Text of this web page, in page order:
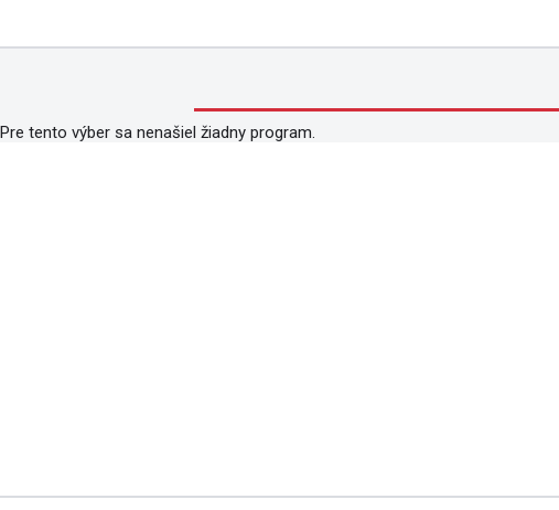
Pre tento výber sa nenašiel žiadny program.